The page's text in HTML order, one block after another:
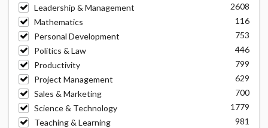
Leadership & Management
2608
Mathematics
116
Personal Development
753
Politics & Law
446
Productivity
799
Project Management
629
Sales & Marketing
700
Science & Technology
1779
Teaching & Learning
981